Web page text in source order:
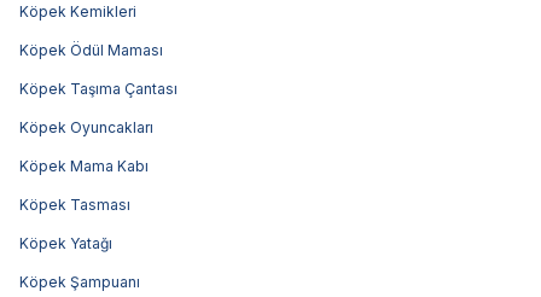
Köpek Kemikleri
Köpek Ödül Maması
Köpek Taşıma Çantası
Köpek Oyuncakları
Köpek Mama Kabı
Köpek Tasması
Köpek Yatağı
Köpek Şampuanı